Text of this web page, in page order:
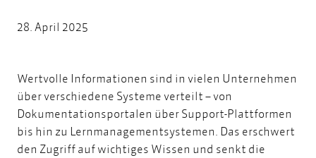
28. April 2025
Wertvolle Informationen sind in vielen Unternehmen
über verschiedene Systeme verteilt – von
Dokumentationsportalen über Support-Plattformen
bis hin zu Lernmanagementsystemen. Das erschwert
den Zugriff auf wichtiges Wissen und senkt die